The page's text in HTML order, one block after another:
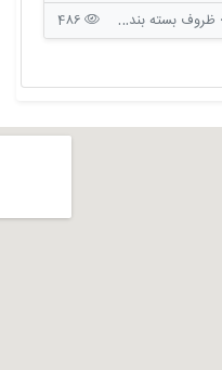
بندی بدون درب